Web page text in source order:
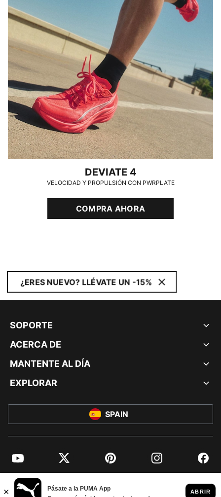
DEVIATE 4
VELOCIDAD Y PROPULSIÓN CON PWRPLATE
COMPRA AHORA
¿ERES NUEVO? LLÉVATE UN -15%
SOPORTE
ACERCA DE
MANTENTE AL DÍA
EXPLORAR
SPAIN
YouTube Twitter Pinterest Instagram
© PUMA EUROPE GMBH, 2026. TODOS LOS DERECHOS RESERVADOS
AVISO LEGAL Y DATOS LEGALES